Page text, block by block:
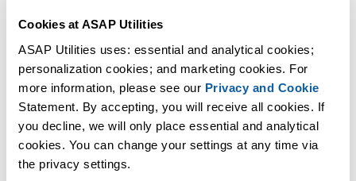
Cookies at ASAP Utilities
ASAP Utilities uses: essential and analytical cookies;
personalization cookies; and marketing cookies. For
more information, please see our Privacy and Cookie
Statement. By accepting, you will receive all cookies. If
you decline, we will only place essential and analytical
cookies. You can change your settings at any time via
the privacy settings.
Des outils pratiques que beaucoup d'utilisateurs d'Excel aimeraient
avoir directement dans Excel.
Gagnez du temps dans Excel. Tout
simplement.